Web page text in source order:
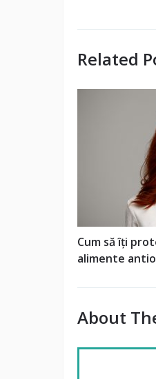
Related
Cum să îți
alimente
About